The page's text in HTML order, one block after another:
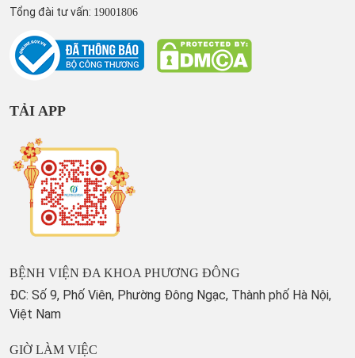
Tổng đài tư vấn: 19001806
TẢI APP
BỆNH VIỆN ĐA KHOA PHƯƠNG ĐÔNG
ĐC: Số 9, Phố Viên, Phường Đông Ngạc, Thành phố Hà Nội,
Việt Nam
GIỜ LÀM VIỆC